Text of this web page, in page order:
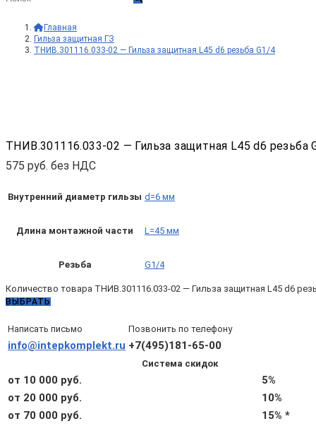
Главная
Гильза защитная ГЗ
ТНИВ.301116.033-02 — Гильза защитная L45 d6 резьба G1/4
ТНИВ.301116.033-02 — Гильза защитная L45 d6 резьба
575 руб. без НДС
Внутренний диаметр гильзы d=6 мм
Длина монтажной части L=45 мм
Резьба G1/4
Количество товара ТНИВ.301116.033-02 — Гильза защитная L45 d6
ВЫБРАТЬ
Написать письмо Позвонить по телефону
info@intepkomplekt.ru +7(495)181-65-00
Система скидок
от 10 000 руб.
5%
от 20 000 руб.
10%
от 70 000 руб.
15% *